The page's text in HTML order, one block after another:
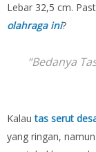
Lebar 32,5 cm.
olahraga ini?
“Bedanya
Kalautas serut
yang ringan,